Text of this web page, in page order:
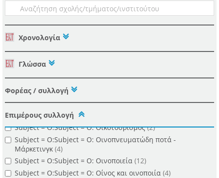
Χρονολογία
Γλώσσα
Φορέας / συλλογή
Επιμέρους συλλογή
Subject = Γ:Subject = Γ: Γλώσσες προγραμματισμού
(Ηλεκτρονικοί Υπολογιστές) (1)
Subject = Η:Subject = Η: Ηλεκτρονικό εμπόριο
Subject = I:Subject = I: ISO 9001 Standard-Greece (1)
Subject = Κ:Subject = Κ: Καταναλωτική συμπεριφορά
Subject = Κ:Subject = Κ: Κρόκος (Φυτό) - Ελλάδα (1)
Subject = Λ:Subject = Λ: Λογισμικό εφαρμογών - Ανάπτυξη
Subject = Μ:Subject = Μ: Μάρκετινγκ (5)
Subject = Μ:Subject = Μ: Μικρομεσαίες επιχειρήσεις
Subject = Ο:Subject = Ο: Οικοτουρισμός (2)
Subject = Ο:Subject = Ο: Οινοπνευματώδη ποτά -
Μάρκετινγκ (4)
Subject = Ο:Subject = Ο: Οινοποιεία (12)
Subject = Ο:Subject = Ο: Οίνος και οινοποιία (4)